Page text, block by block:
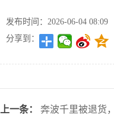
发布时间：2026-06-04 08:09
分享到：
上一条：
奔波千里被退货